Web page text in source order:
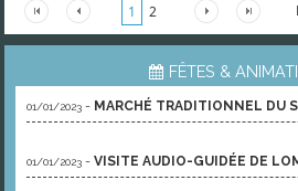
1 2
FÊTES &
01/01/2023 - MARCHÉ TRADITIONNEL DU
01/01/2023 -VISITE AUDIO-GUIDÉE DE